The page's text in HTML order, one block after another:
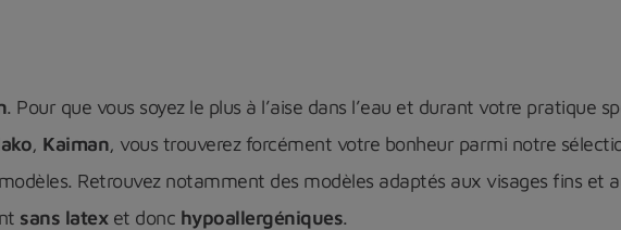
. Pour que vous soyez le plus à l’aise dans l’eau et durant votre pratique
, Kaiman, vous trouverez forcément votre bonheur parmi notre
Retrouvez notamment des modèles adaptés aux visages fins et
sans latexet donc hypoallergéniques.